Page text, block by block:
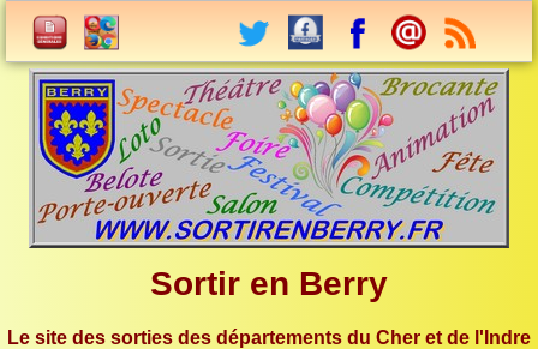
Sortir en Berry
Le site des sorties des départements du Cher et de l'Indre